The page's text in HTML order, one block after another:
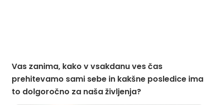
Vas zanima, kako v vsakdanu ves čas
prehitevamo sami sebe in kakšne posledice ima
to dolgoročno za naša življenja?